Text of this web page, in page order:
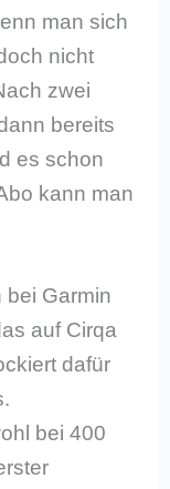
man sich
nicht
zwei
bereits
es schon
kann man
bei Garmin
auf Cirqa
dafür
bei 400